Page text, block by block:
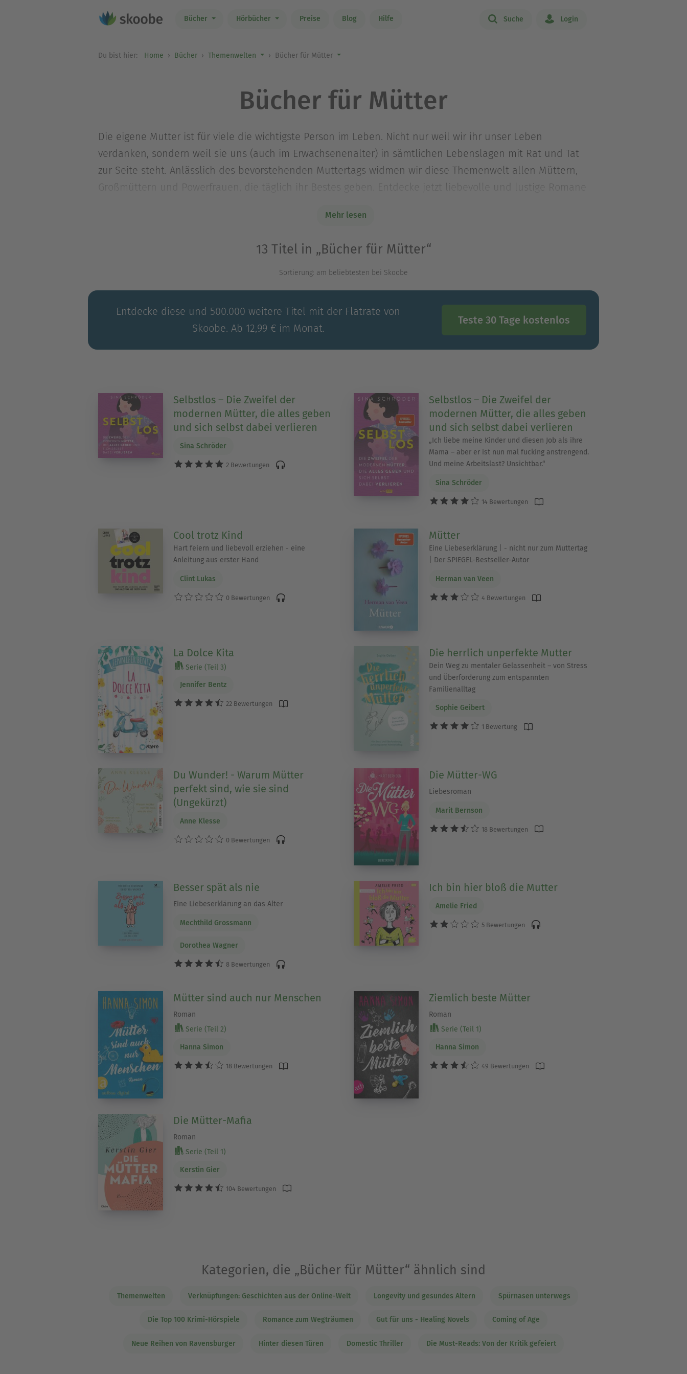
Bücher Hörbücher Preise Blog Hilfe Suche Login
Du bist hier: Home Bücher Themenwelten Bücher für Mütter
Bücher für Mütter
Die eigene Mutter ist für viele die wichtigste Person im Leben. Nicht nur weil wir ihr unser Leben
verdanken, sondern weil sie uns (auch im Erwachsenenalter) in sämtlichen Lebenslagen mit Rat und Tat
zur Seite steht. Anlässlich des bevorstehenden Muttertags widmen wir diese Themenwelt allen Müttern,
Großmüttern und Powerfrauen, die täglich ihr Bestes geben. Entdecke jetzt liebevolle und lustige Romane
Mehr lesen
13 Titel in „Bücher für Mütter“
Sortierung: am beliebtesten bei Skoobe
Entdecke diese und 500.000 weitere Titel mit der Flatrate von
Skoobe. Ab 12,99 € im Monat.
Teste 30 Tage kostenlos
Selbstlos – Die Zweifel der
modernen Mütter, die alles geben
und sich selbst dabei verlieren
Sina Schröder
2 Bewertungen
Selbstlos – Die Zweifel der
modernen Mütter, die alles geben
und sich selbst dabei verlieren
„Ich liebe meine Kinder und diesen Job als ihre
Mama – aber er ist nun mal fucking anstrengend.
Und meine Arbeitslast? Unsichtbar.“
Sina Schröder
14 Bewertungen
Cool trotz Kind
Hart feiern und liebevoll erziehen - eine
Anleitung aus erster Hand
Clint Lukas
0 Bewertungen
Mütter
Eine Liebeserklärung | - nicht nur zum Muttertag
| Der SPIEGEL-Bestseller-Autor
Herman van Veen
4 Bewertungen
La Dolce Kita
Serie (Teil 3)
Jennifer Bentz
22 Bewertungen
Die herrlich unperfekte Mutter
Dein Weg zu mentaler Gelassenheit – von Stress
und Überforderung zum entspannten
Familienalltag
Sophie Geibert
1 Bewertung
Du Wunder! - Warum Mütter
perfekt sind, wie sie sind
(Ungekürzt)
Anne Klesse
0 Bewertungen
Die Mütter-WG
Liebesroman
Marit Bernson
18 Bewertungen
Besser spät als nie
Eine Liebeserklärung an das Alter
Mechthild Grossmann
Dorothea Wagner
8 Bewertungen
Ich bin hier bloß die Mutter
Amelie Fried
5 Bewertungen
Mütter sind auch nur Menschen
Roman
Serie (Teil 2)
Hanna Simon
18 Bewertungen
Ziemlich beste Mütter
Roman
Serie (Teil 1)
Hanna Simon
49 Bewertungen
Die Mütter-Mafia
Roman
Serie (Teil 1)
Kerstin Gier
104 Bewertungen
Kategorien, die „Bücher für Mütter“ ähnlich sind
Themenwelten Verknüpfungen: Geschichten aus der Online-Welt Longevity und gesundes Altern Spürnasen unterwegs
Die Top 100 Krimi-Hörspiele Romance zum Wegträumen Gut für uns - Healing Novels Coming of Age
Neue Reihen von Ravensburger Hinter diesen Türen Domestic Thriller Die Must-Reads: Von der Kritik gefeiert